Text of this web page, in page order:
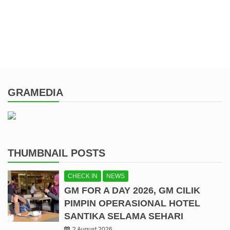
GRAMEDIA
THUMBNAIL POSTS
CHECK IN NEWS
GM FOR A DAY 2026, GM CILIK
PIMPIN OPERASIONAL HOTEL
SANTIKA SELAMA SEHARI